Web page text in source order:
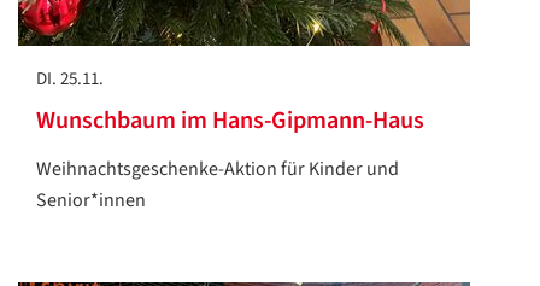
DI. 25.11.
Wunschbaum im Hans-Gipmann-Haus
Weihnachtsgeschenke-Aktion für Kinder und
Senior*innen